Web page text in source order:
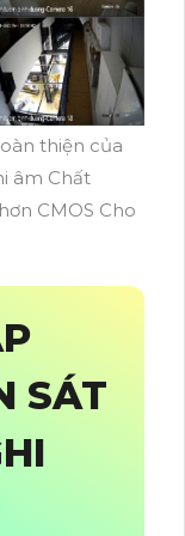
thiện của
âm Chất
CMOS Cho
SÁT